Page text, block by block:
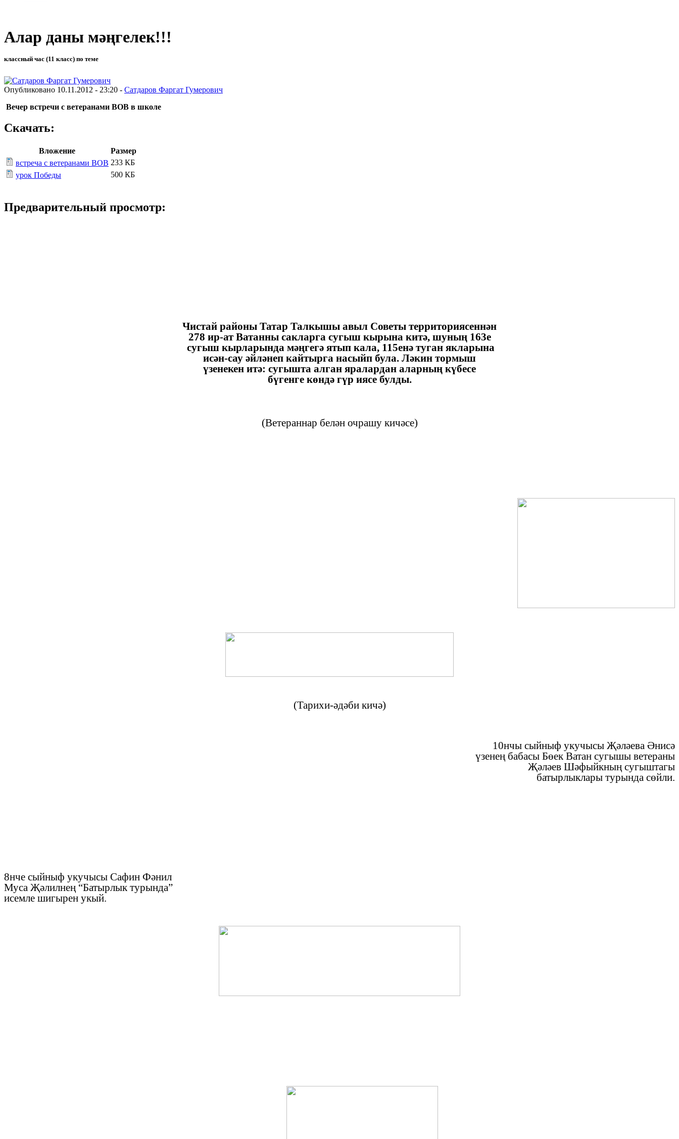
Алар даны мәңгелек!!!
классный час (11 класс) по теме
Опубликовано 10.11.2012 - 23:20 - Сатдаров Фаргат Гумерович
Вечер встречи с ветеранами ВОВ в школе
Скачать:
Вложение
Размер
встреча с ветеранами ВОВ 233 КБ
урок Победы
500 КБ
Предварительный просмотр:
Чистай районы Татар Талкышы авыл Советы территориясеннән
278 ир-ат Ватанны сакларга сугыш кырына китә, шуның 163е
сугыш кырларында мәңгегә ятып кала, 115енә туган якларына
исән-сау әйләнеп кайтырга насыйп була. Ләкин тормыш
үзенекен итә: сугышта алган яралардан аларның күбесе
бүгенге көндә гүр иясе булды.
(Ветераннар белән очрашу кичәсе)
(Тарихи-әдәби кичә)
10нчы сыйныф укучысы Җәләева Әнисә
үзенең бабасы Бөек Ватан сугышы ветераны
Җәләев Шәфыйкның сугыштагы
батырлыклары турында сөйли.
8нче сыйныф укучысы Сафин Фәнил
Муса Җәлилнең “Батырлык турында”
исемле шигырен укый.